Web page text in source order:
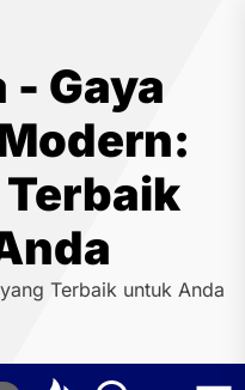
- Gaya
Terbaik untuk Anda